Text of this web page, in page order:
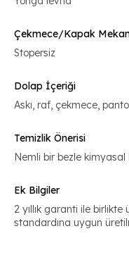
Çekmece/Kapak
Stopersiz
Dolap İçeriği
Askı, raf, çekmece,
Temizlik Önerisi
Nemli bir bezle
Ek Bilgiler
2 yıllık garanti ile
standardına uygun